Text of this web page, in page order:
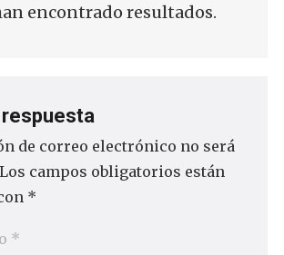
encontrado resultados.
respuesta
de correo electrónico no será
Los campos obligatorios están
*